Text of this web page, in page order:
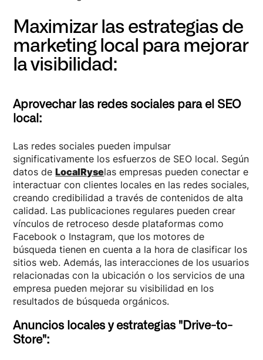
Maximizar las estrategias de
marketing local para mejorar
la visibilidad:
Aprovechar las redes sociales para el SEO
local:
Las redes sociales pueden impulsar
significativamente los esfuerzos de SEO local. Según
datos deLocalRyselas empresas pueden conectar e
interactuar con clientes locales en las redes sociales,
creando credibilidad a través de contenidos de alta
calidad. Las publicaciones regulares pueden crear
vínculos de retroceso desde plataformas como
Facebook o Instagram, que los motores de
búsqueda tienen en cuenta a la hora de clasificar los
sitios web. Además, las interacciones de los usuarios
relacionadas con la ubicación o los servicios de una
empresa pueden mejorar su visibilidad en los
resultados de búsqueda orgánicos.
Anuncios locales y estrategias "Drive-to-
Store":